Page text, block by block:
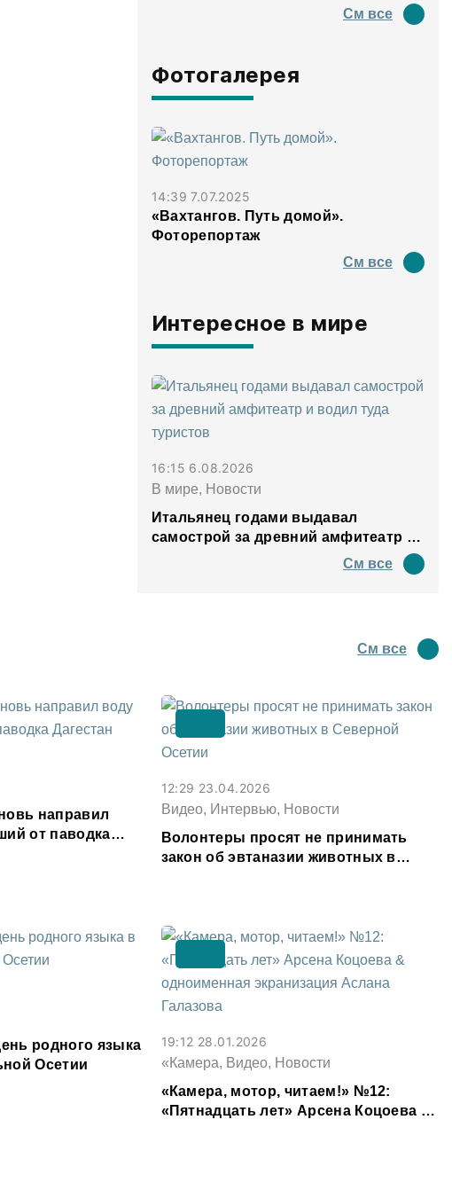
См все
Фотогалерея
14:39 7.07.2025
«Вахтангов. Путь домой».
Фоторепортаж
См все
Интересное в мире
16:15 6.08.2026
В мире, Новости
Итальянец годами выдавал
самострой за древний амфитеатр и
См все
См все
направил
от паводка
12:29 23.04.2026
Видео, Интервью, Новости
Волонтеры просят не принимать
закон об эвтаназии животных в
родного языка
Осетии
19:12 28.01.2026
«Камера, Видео, Новости
«Камера, мотор, читаем!» №12:
«Пятнадцать лет» Арсена Коцоева &